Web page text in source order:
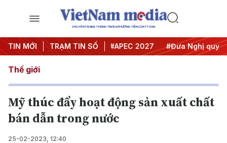
CHUYÊN TRANG THÔNG TIN ĐA PHƯƠNG TIỆN CỦA TTXVN
TIN MỚI TRẠM TIN SỐ
#Hội nghị Trung ương 3 #APEC 2027 #Đưa Nghị quyết
Thế giới
Mỹ thúc đẩy hoạt động sản xuất chất
bán dẫn trong nước
25-02-2023, 12:40